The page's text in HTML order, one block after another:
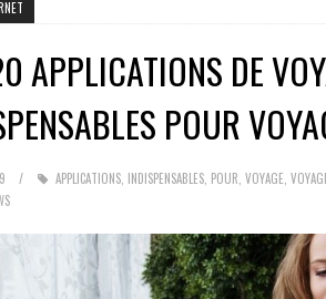
APPLICATIONS DE
POUR
APPLICATIONS, INDISPENSABLES, POUR VOYAGE